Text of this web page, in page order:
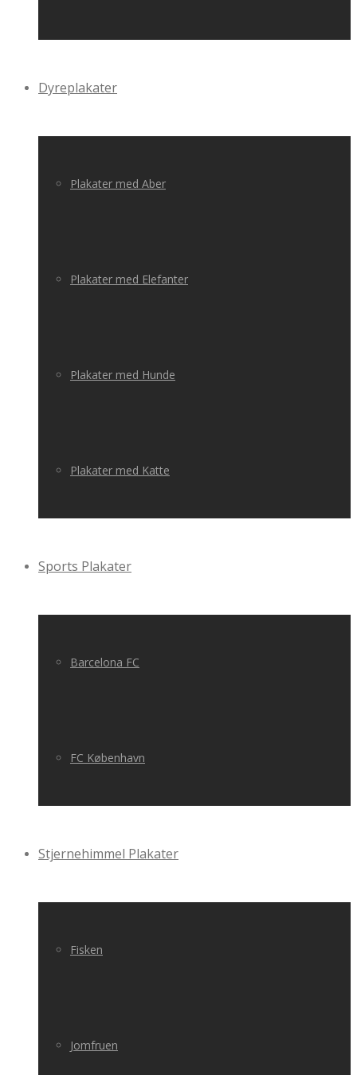
Dyreplakater
Plakater med Aber
Plakater med Elefanter
Plakater med Hunde
Plakater med Katte
Sports Plakater
Barcelona FC
FC København
Stjernehimmel Plakater
Fisken
Jomfruen